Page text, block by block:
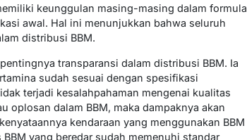
keunggulan masing-masing dalam formula
awal. Hal ini menunjukkan bahwa seluruh
distribusi BBM.
transparansi dalam distribusi BBM. Ia
sudah sesuai dengan spesifikasi
terjadi kesalahpahaman mengenai kualitas
oplosan dalam BBM, maka dampaknya akan
kendaraan yang menggunakan BBM
yang beredar sudah memenuhi standar